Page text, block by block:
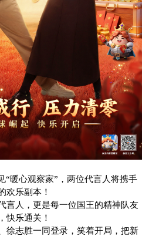
“暖心观察家”，两位代言人将携手
欢乐副本！
言人，更是每一位国王的精神队友
乐通关！
徐志胜一同登录，笑着开局，把新